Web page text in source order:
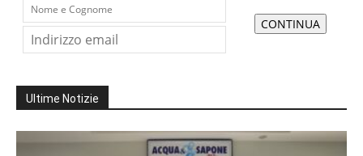
Ultime Notizie